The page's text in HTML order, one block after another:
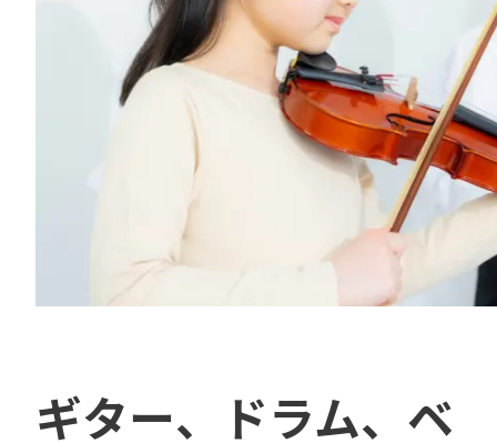
ギター、ドラム、ベ